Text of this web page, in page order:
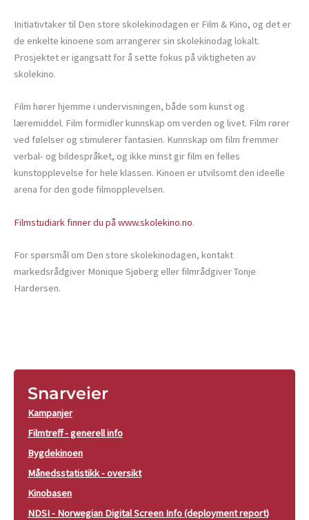
Initiativtaker til Den store skolekinodagen er Film & Kino, og det er
de enkelte kinoene som arrangerer sin skolekinodag lokalt.
Prosjektet er igangsatt for å sette fokus på viktigheten av
skolekino.
Film hører hjemme i undervisningen, både som kunst og
læremiddel. Film formidler kunnskap om verden og livet. Film rører
ved følelser og stimulerer fantasien. Kunnskap om film fremmer
verbal- og bildespråket, og ikke minst gir film en felles
kunstopplevelse for hele klassen. Kinoen er utvilsomt den ideelle
arena for den gode filmopplevelsen.
Filmstudiark finner du på www.skolekino.no.
For spørsmål om Den store skolekinodagen, kontakt
markedsrådgiver Monique Sjøberg eller filmrådgiver Tonje
Hardersen.
Snarveier
Kampanjer
Filmtreff - generell info
Bygdekinoen
Månedsstatistikk - oversikt
Kinobasen
NDSI - Norwegian Digital Screen Info (deployment report)